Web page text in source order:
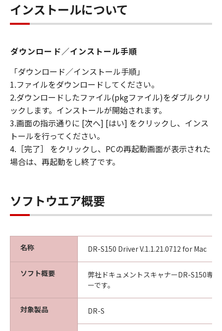
インストールについて
ダウンロード／インストール手順
「ダウンロード／インストール手順」
1.ファイルをダウンロードしてください。
2.ダウンロードしたファイル(pkgファイル)をダブルクリ
ックします。インストールが開始されます。
3.画面の指示通りに [次へ] [はい] をクリックし、インス
トールを行ってください。
4.［完了］ をクリックし、PCの再起動画面が表示された
場合は、再起動をし終了です。
ソフトウエア概要
名称 DR-S150 Driver V.1.1.21.0712 for Mac
ソフト概要
弊社ドキュメントスキャナーDR-S150専
ーです。
対象製品 DR-S